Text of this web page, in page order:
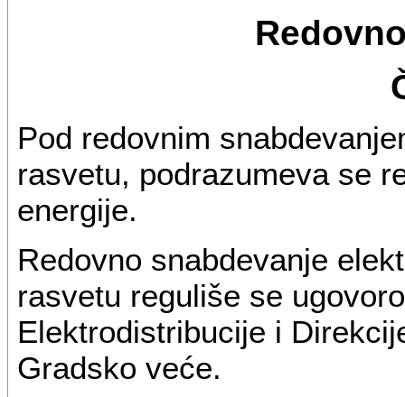
Pod redovnim
rasvetu, podrazumeva se
energije.
Redovno snabdevanje
rasvetu reguliše se
Elektrodistribucije i
Gradsko veće.